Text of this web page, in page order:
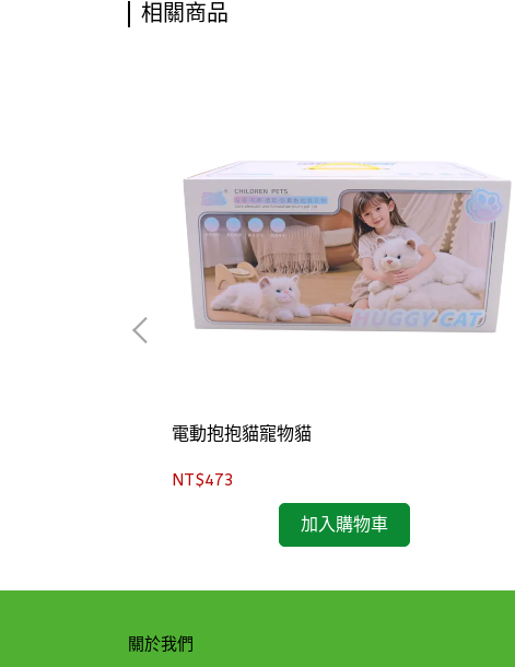
相關商品
電動抱抱貓寵物貓
NT$473
加入購物車
關於我們